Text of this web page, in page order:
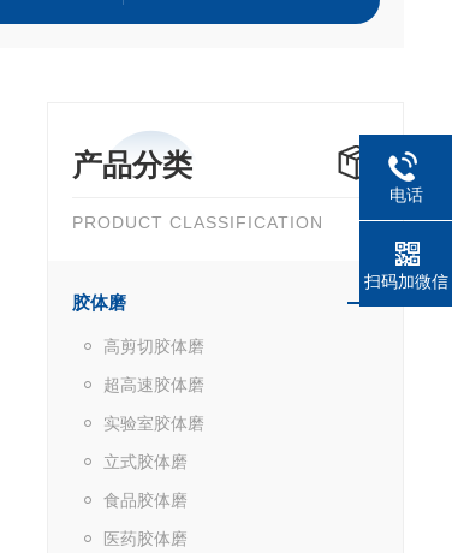
产品分类
PRODUCT CLASSIFICATION
胶体磨
高剪切胶体磨
超高速胶体磨
实验室胶体磨
立式胶体磨
食品胶体磨
医药胶体磨
电话
扫码加微信